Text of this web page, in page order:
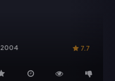
2004 7.7